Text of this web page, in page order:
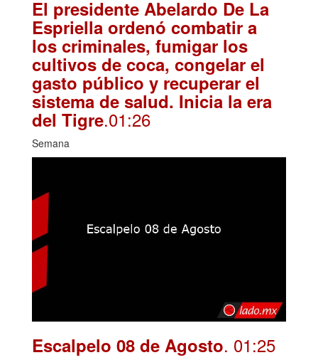
El presidente Abelardo De La
Espriella ordenó combatir a
los criminales, fumigar los
cultivos de coca, congelar el
gasto público y recuperar el
sistema de salud. Inicia la era
del Tigre.01:26
Semana
Escalpelo 08 de Agosto. 01:25